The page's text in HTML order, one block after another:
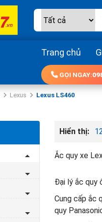
Trang chủ
GỌI NGAY:
Lexus Lexus LS460
Hiển thị:
Ắc quy xe
Đại lý ắc quy
Cung cấp ắc
quy